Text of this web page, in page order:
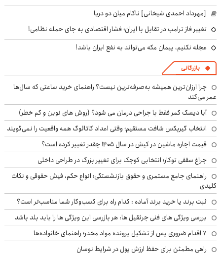
[مهرداد احمدی شیخانی] ناکام میان دو دریا
تغییر فاز ترامپ در تقابل با ایران؛ فشار اقتصادی به جای حمله نظامی!
عجله نکنیم، پیمان مکه می‌تواند به نفع ایران باشد!
بازرگانی
چرا ارزان‌ترین همیشه به‌صرفه‌ترین نیست؟ راهنمای خرید ساعتی که سال‌ها
عمر می‌کند
آیا دیسک کمر فقط با جراحی درمان می شود؟ (روش های نوین و کم خطر)
انتخاب گیربکس شافت مستقیم؛ وقتی اعداد کاتالوگ همه واقعیت را نمی‌گویند
قیمت اجاره ماشین در کیش در سال ۱۴۰۵ چقدر تغییر کرده است؟
چراغ سقفی توکار؛ انتخابی کوچک برای تغییر بزرگ در طراحی داخلی
راهنمای جامع مستمری و حقوق بازنشستگی؛ انواع حکم، فیش حقوقی و نکات
کلیدی
ثبت برند یا خرید برند آماده : کدام راه برای کسب‌وکار شما مناسب‌تر است؟
بررسی ویژگی های فنی جرثقیل ها: هر بازرسی این ویژگی ها را باید بلد باشد
۷ اقدام ضروری پس از تشکیل پرونده مواد مخدر؛ راهنمای خانواده‌ها
راهی مطمئن برای حفظ ارزش پول در شرایط نوسان